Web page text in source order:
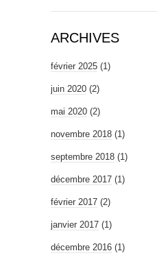
ARCHIVES
février 2025 (1)
juin 2020 (2)
mai 2020 (2)
novembre 2018 (1)
septembre 2018 (1)
décembre 2017 (1)
février 2017 (2)
janvier 2017 (1)
décembre 2016 (1)